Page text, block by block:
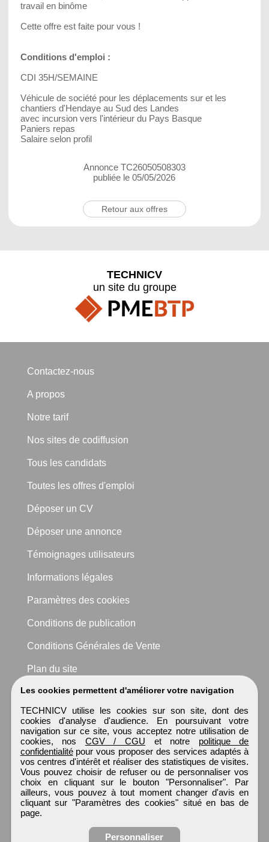
travail en binôme
Cette offre est faite pour vous !
Conditions d'emploi :
CDI 35H/SEMAINE
Véhicule de société pour les déplacements sur et les
chantiers d'Hendaye au Sud des Landes
avec incursion vers l'intérieur du Pays Basque
Paniers repas
Salaire selon profil
Annonce TC26050508303
publiée le 05/05/2026
Retour aux offres
Les cookies permettent d'améliorer votre navigation
TECHNICV utilise les cookies sur son site, dont des
cookies d'analyse d'audience. En poursuivant votre
navigation sur ce site, vous acceptez notre utilisation de
cookies, nos CGV / CGU et notre politique de
confidentialitépour vous proposer des services adaptés à
vos centres d'intérêt et réaliser des statistiques de visites.
Vous pouvez choisir de refuser ou de personnaliser vos
choix en cliquant sur le bouton "Personnaliser". Par
ailleurs, vous pouvez à tout moment changer d'avis en
cliquant sur "Paramètres des cookies" situé en bas de
page.
Personnaliser
TECHNICV
un site du groupe
Contactez-nous
A propos
Notre tarif
Nos sites de codiffusion
Tous les candidats
Toutes les offres d'emploi
Déposer un CV
Déposer une annonce
Témoignages utilisateurs
Informations légales
Paramètres des cookies
Conditions de publication
Conditions Générales de Vente
Plan du site